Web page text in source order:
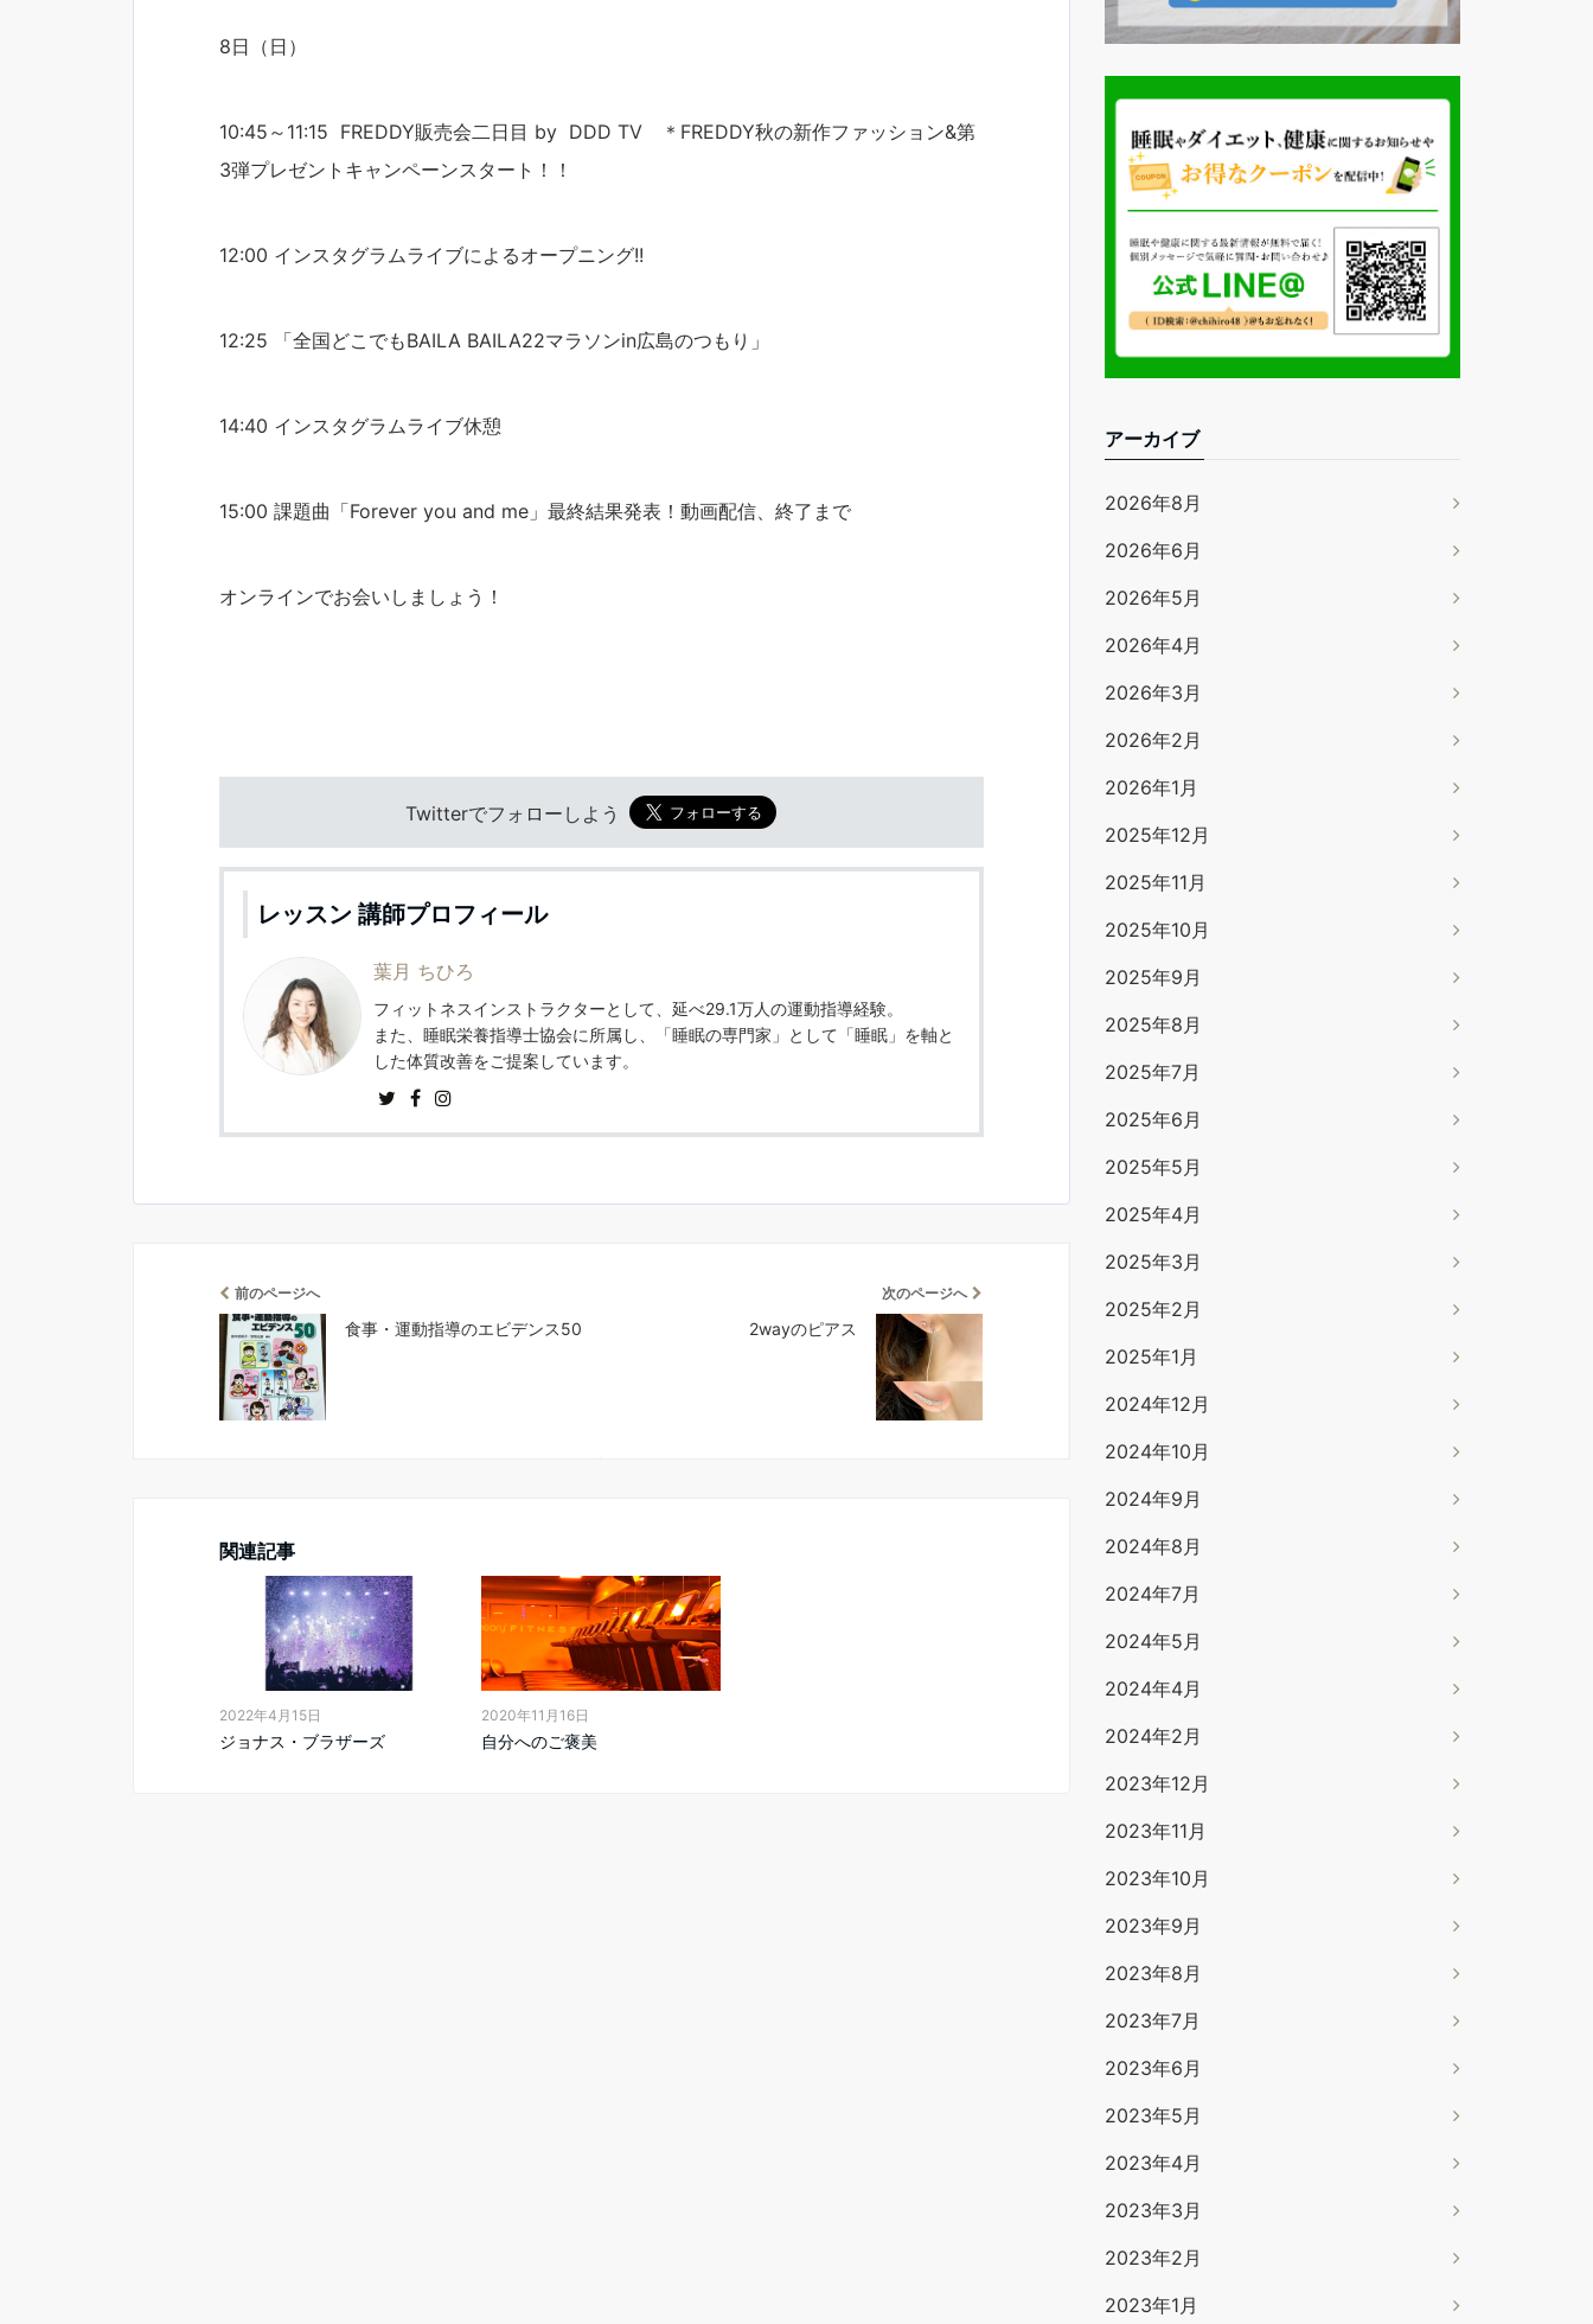
8日（日）
10:45～11:15 FREDDY販売会二日目 by DDD TV ＊FREDDY秋の新作ファッション&第
3弾プレゼントキャンペーンスタート！！
12:00 インスタグラムライブによるオープニング!!
12:25 「全国どこでもBAILA BAILA22マラソンin広島のつもり」
14:40 インスタグラムライブ休憩
15:00 課題曲「Forever you and me」最終結果発表！動画配信、終了まで
オンラインでお会いしましょう！
Twitterでフォローしよう
レッスン 講師プロフィール
葉月 ちひろ
フィットネスインストラクターとして、延べ29.1万人の運動指導経験。
また、睡眠栄養指導士協会に所属し、「睡眠の専門家」として「睡眠」を軸と
した体質改善をご提案しています。
前のページへ
食事・運動指導のエビデンス50
次のページへ
2wayのピアス
関連記事
2022年4月15日
ジョナス・ブラザーズ
2020年11月16日
自分へのご褒美
アーカイブ
2026年8月
2026年6月
2026年5月
2026年4月
2026年3月
2026年2月
2026年1月
2025年12月
2025年11月
2025年10月
2025年9月
2025年8月
2025年7月
2025年6月
2025年5月
2025年4月
2025年3月
2025年2月
2025年1月
2024年12月
2024年10月
2024年9月
2024年8月
2024年7月
2024年5月
2024年4月
2024年2月
2023年12月
2023年11月
2023年10月
2023年9月
2023年8月
2023年7月
2023年6月
2023年5月
2023年4月
2023年3月
2023年2月
2023年1月